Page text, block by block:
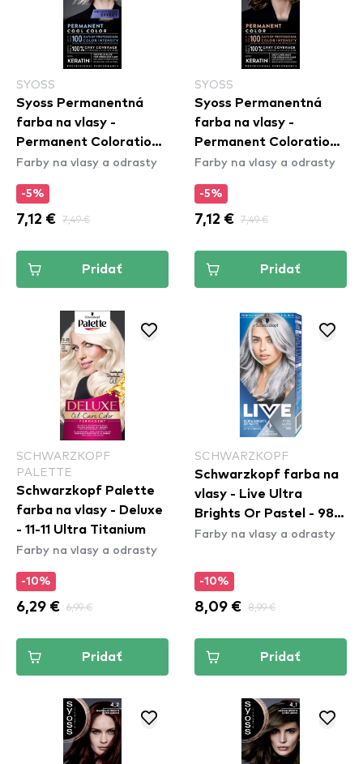
SYOSS
Syoss Permanentná
farba na vlasy -
Permanent Coloration -
12_59 Cool Platinum
Farby na vlasy a odrasty
-5%
7,12 € 7,49 €
Pridať
SYOSS
Syoss Permanentná
farba na vlasy -
Permanent Coloration -
5_8 Hezelnut Brown
Farby na vlasy a odrasty
-5%
7,12 € 7,49 €
Pridať
SCHWARZKOPF
PALETTE
Schwarzkopf Palette
farba na vlasy - Deluxe
- 11-11 Ultra Titanium
Farby na vlasy a odrasty
-10%
6,29 € 6,99 €
Pridať
SCHWARZKOPF
Schwarzkopf farba na
vlasy - Live Ultra
Brights Or Pastel - 98
Steel Silver
Farby na vlasy a odrasty
-10%
8,09 € 8,99 €
Pridať